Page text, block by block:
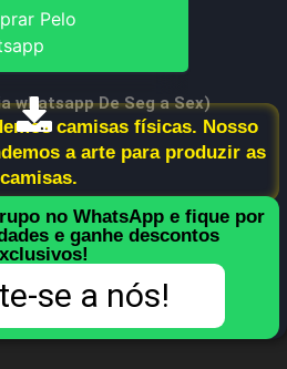
Pelo
whatsapp De Seg a Sex)
camisas físicas. Nosso
a arte para produzir as
camisas.
no WhatsApp e fique por
e ganhe descontos
se a nós!